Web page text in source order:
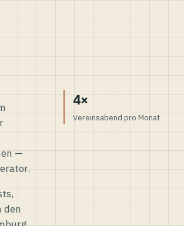
—
den
4×
Vereinsabend pro Monat